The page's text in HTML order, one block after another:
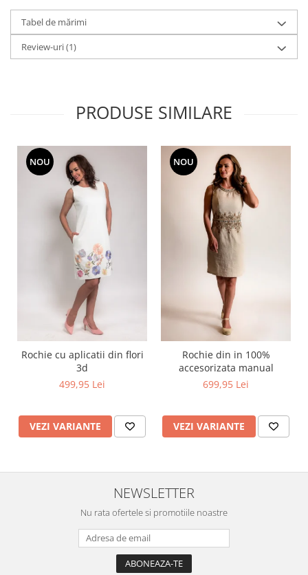
Tabel de mărimi
Review-uri(1)
PRODUSE SIMILARE
NOU
Rochie cu aplicatii din flori
3d
499,95 Lei
VEZI VARIANTE
NOU
Rochie din in 100%
accesorizata manual
699,95 Lei
VEZI VARIANTE
NEWSLETTER
Nu rata ofertele si promotiile noastre